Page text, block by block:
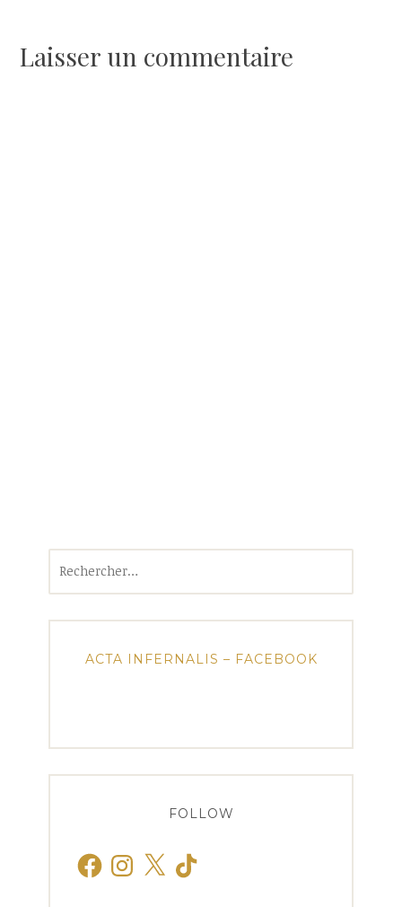
l’article
Laisser un commentaire
ACTA INFERNALIS – FACEBOOK
FOLLOW
FacebookInstagram
X TikTok